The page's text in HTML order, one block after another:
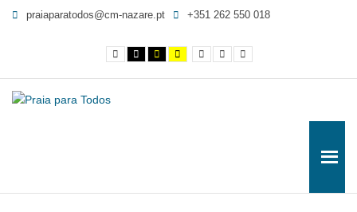
na
praia
para
praiaparatodos@cm-nazare.pt +351 262 550 018
Contraste
normal
Contraste
preto
branco
Contraste
preto
amarelo
Yellow
and
contrast
Smaller
Font
Letra
por maior